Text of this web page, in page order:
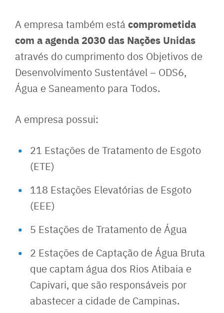
A empresa também está comprometida
com a agenda 2030 das Nações Unidas
através do cumprimento dos Objetivos de
Desenvolvimento Sustentável – ODS6,
Água e Saneamento para Todos.
A empresa possui:
21 Estações de Tratamento de Esgoto
(ETE)
118 Estações Elevatórias de Esgoto
(EEE)
5 Estações de Tratamento de Água
2 Estações de Captação de Água Bruta
que captam água dos Rios Atibaia e
Capivari, que são responsáveis por
abastecer a cidade de Campinas.